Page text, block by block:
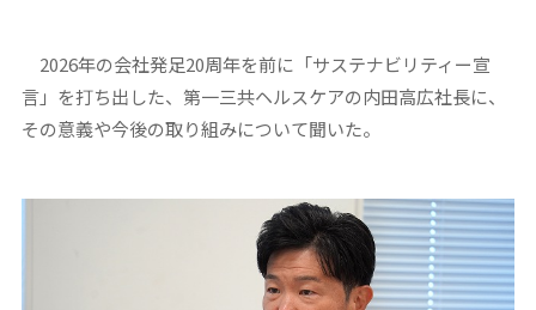
2026年の会社発足20周年を前に「サステナビリティー宣
言」を打ち出した、第一三共ヘルスケアの内田高広社長に、
その意義や今後の取り組みについて聞いた。